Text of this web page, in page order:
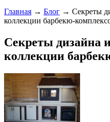
Главная → Блог → Секреты
коллекции барбекю-
Секреты дизайна
коллекции